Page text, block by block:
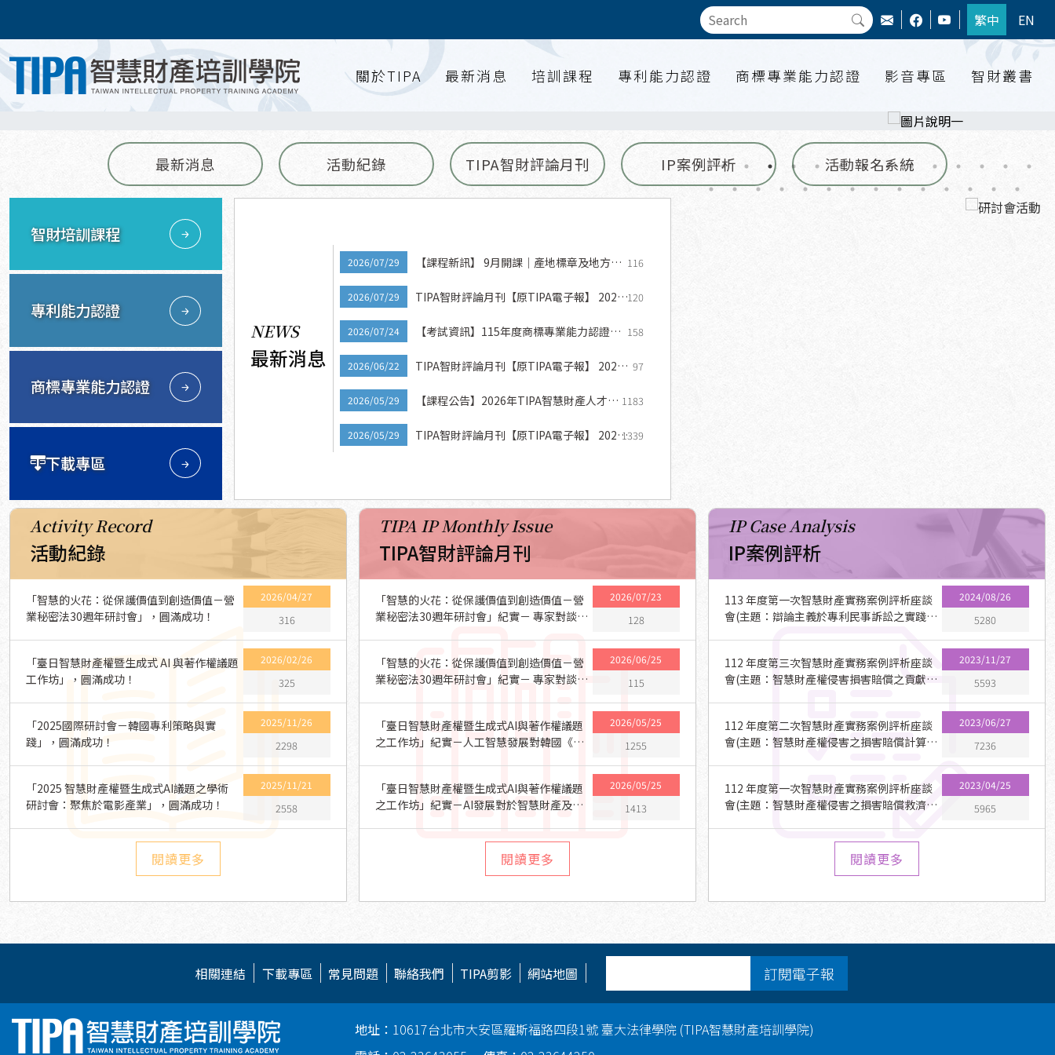
繁中 EN
關於TIPA 最新消息 培訓課程 專利能力認證 商標專業能力認證 影音專區 智財叢書
最新消息 活動紀錄 TIPA智財評論月刊 IP案例評析 活動報名系統
智財培訓課程
專利能力認證
商標專業能力認證
下載專區
NEWS
最新消息
2026/07/29
【課程新訊】 9月開課｜產地標章及地方創
116
2026/07/29
TIPA智財評論月刊【原TIPA電子報】 2026 120
2026/07/24
【考試資訊】115年度商標專業能力認證考 158
2026/06/22
TIPA智財評論月刊【原TIPA電子報】 2026
97
2026/05/29
【課程公告】2026年TIPA智慧財產人才培 1183
2026/05/29
TIPA智財評論月刊【原TIPA電子報】 20261339
Activity Record
活動紀錄
「智慧的火花：從保護價值到創造價值－營
業秘密法30週年研討會」，圓滿成功！
2026/04/27
316
「臺日智慧財產權暨生成式 AI 與著作權議題
工作坊」，圓滿成功！
2026/02/26
325
「2025國際研討會－韓國專利策略與實
踐」，圓滿成功！
2025/11/26
2298
「2025 智慧財產權暨生成式AI議題之學術
研討會：聚焦於電影產業」，圓滿成功！
2025/11/21
2558
閱讀更多
TIPA IP Monthly Issue
TIPA智財評論月刊
「智慧的火花：從保護價值到創造價值－營
業秘密法30週年研討會」紀實－ 專家對談：
2026/07/23
128
「智慧的火花：從保護價值到創造價值－營
業秘密法30週年研討會」紀實－ 專家對談：
2026/06/25
115
「臺日智慧財產權暨生成式AI與著作權議題
之工作坊」紀實－人工智慧發展對韓國《著
2026/05/25
1255
「臺日智慧財產權暨生成式AI與著作權議題
之工作坊」紀實－AI發展對於智慧財產及法
2026/05/25
1413
閱讀更多
IP Case Analysis
IP案例評析
113 年度第一次智慧財產實務案例評析座談
會(主題：辯論主義於專利民事訴訟之實踐：
2024/08/26
5280
112 年度第三次智慧財產實務案例評析座談
會(主題：智慧財產權侵害損害賠償之貢獻
2023/11/27
5593
112 年度第二次智慧財產實務案例評析座談
會(主題：智慧財產權侵害之損害賠償計算方
2023/06/27
7236
112 年度第一次智慧財產實務案例評析座談
會(主題：智慧財產權侵害之損害賠償救濟功
2023/04/25
5965
閱讀更多
相關連結 下載專區 常見問題 聯絡我們 TIPA剪影 網站地圖 訂閱電子報
地址： 10617台北市大安區羅斯福路四段1號 臺大法律學院 (TIPA智慧財產培訓學院)